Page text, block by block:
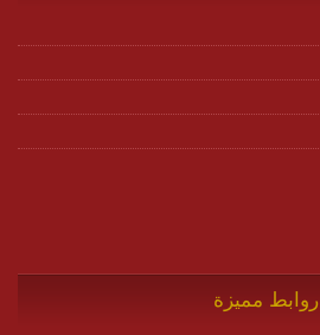
روابط مميزة